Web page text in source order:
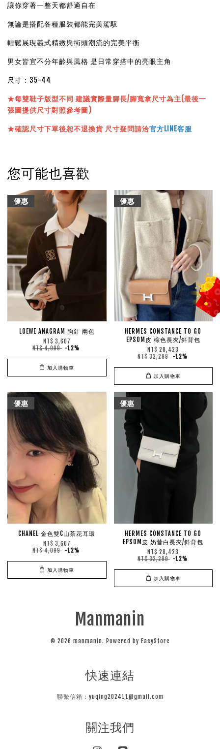
讓你穿著一整天都舒適自在
無論是搭配各種服裝都能完美駕馭
輕鬆展現義式精緻與街頭潮流的完美平衡
男女皆宜不分年齡與風格 是日常穿搭中的亮眼主角
尺寸：35-44
★每雙鞋子版型不同 建議實際量腳長/腳寬拿尺寸為主(最後一
張圖提供尺寸對照參考圖)
★確認尺寸下單後恕不退換貨 尺寸疑問請洽官方LINE客服
您可能也喜歡
優惠
LOEWE ANAGRAM 胸針 兩色
NT$ 3,607
NT$ 4,099 -12%
加入購物車
優惠
HERMES CONSTANCE TO GO
EPSOM皮 棕色長夾/斜背包
NT$ 28,423
NT$ 32,299 -12%
加入購物車
優惠
CHANEL 金色雙C山茶花耳環
NT$ 3,607
NT$ 4,099 -12%
加入購物車
優惠
HERMES CONSTANCE TO GO
EPSOM皮 奶昔白長夾/斜背包
NT$ 28,423
NT$ 32,299 -12%
加入購物車
Manmanin
© 2026 manmanin. Powered by EasyStore
快速連結
聯繫信箱：yuqing202411@gmail.com
關注我們